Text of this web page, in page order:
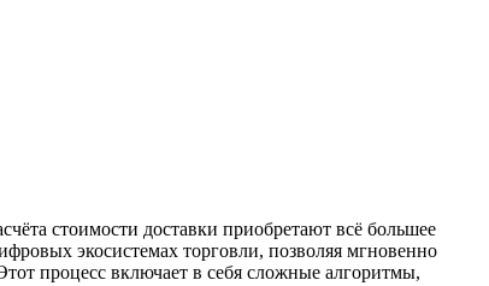
стоимости доставки приобретают всё большее
экосистемах торговли, позволяя мгновенно
процесс включает в себя сложные алгоритмы,